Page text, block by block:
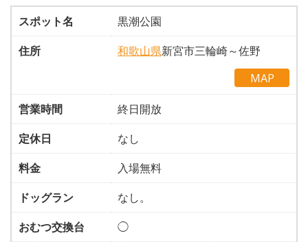
スポット名
黒潮公園
住所
和歌山県新宮市三輪崎～佐野
MAP
営業時間
終日開放
定休日
なし
料金
入場無料
ドッグラン
なし。
おむつ交換台
◯